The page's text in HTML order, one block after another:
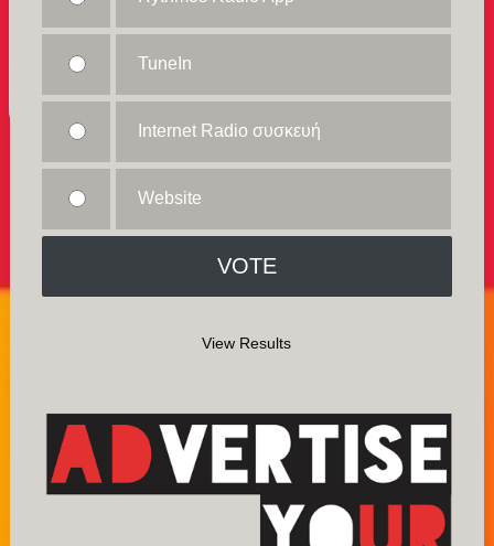
TuneIn
Internet Radio συσκευή
Website
View Results